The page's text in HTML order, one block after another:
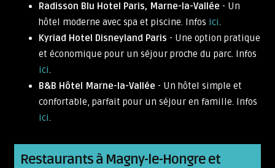
Radisson Blu Hotel Paris, Marne-la-Vallée - Un
hôtel moderne avec spa et piscine. Infos ici.
Kyriad Hotel Disneyland Paris - Une option pratique
et économique pour un séjour proche du parc. Infos
ici.
B&B Hôtel Marne-la-Vallée - Un hôtel simple et
confortable, parfait pour un séjour en famille. Infos
ici.
Restaurants à Magny-le-Hongre et